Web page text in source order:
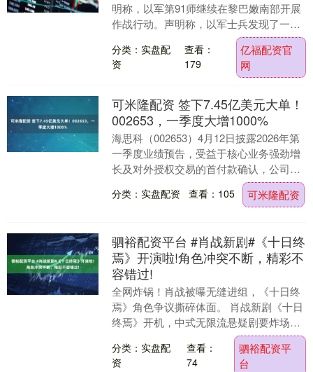
明称，以军第91师继续在黎巴嫩南部开展
作战行动。声明称，以军士兵发现了一枚
指向以色列北部的发射器，以及反坦克导
弹和其他武器....
分类：实盘配
资
查看：
179
亿福配资官
网
可米隆配资 签下7.45亿美元大单！
002653，一季度大增1000%
海思科（002653）4月12日披露2026年第
一季度业绩预告，受益于核心业务强劲增
长及对外授权交易的首付款确认，公司当
期归母净利润预计达到4.77亿元至5.5....
分类：实盘配资 查看：105 可米隆配资
驷裕配资平台 #肖战新剧#《十日终
焉》开演啦!角色冲突不断，精彩不
容错过!
全网炸锅！肖战被曝无缝进组，《十日终
焉》角色争议撕碎体面。 肖战新剧《十日
终焉》开机，中式无限流悬疑剧要炸场
了。这部剧改编自番茄小说9.9分的顶流
IP，庞大世界....
分类：实盘配
资
查看：
74
驷裕配资平
台